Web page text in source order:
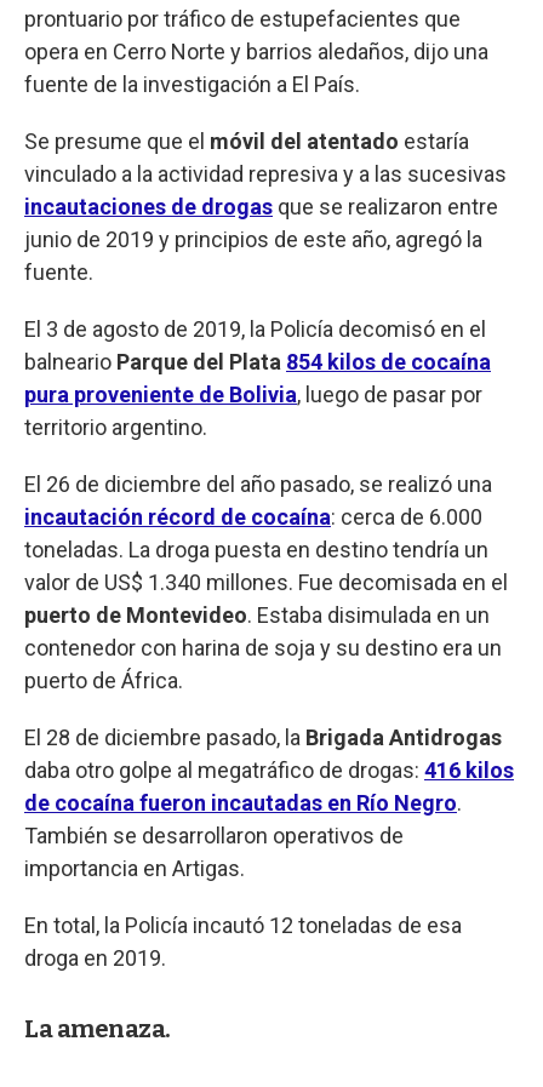
prontuario por tráfico de estupefacientes que
opera en Cerro Norte y barrios aledaños, dijo una
fuente de la investigación a El País.
Se presume que el móvil del atentado estaría
vinculado a la actividad represiva y a las sucesivas
incautaciones de drogas que se realizaron entre
junio de 2019 y principios de este año, agregó la
fuente.
El 3 de agosto de 2019, la Policía decomisó en el
balneario Parque del Plata 854 kilos de cocaína
pura proveniente de Bolivia, luego de pasar por
territorio argentino.
El 26 de diciembre del año pasado, se realizó una
incautación récord de cocaína: cerca de 6.000
toneladas. La droga puesta en destino tendría un
valor de US$ 1.340 millones. Fue decomisada en el
puerto de Montevideo. Estaba disimulada en un
contenedor con harina de soja y su destino era un
puerto de África.
El 28 de diciembre pasado, la Brigada Antidrogas
daba otro golpe al megatráfico de drogas: 416 kilos
de cocaína fueron incautadas en Río Negro.
También se desarrollaron operativos de
importancia en Artigas.
En total, la Policía incautó 12 toneladas de esa
droga en 2019.
La amenaza.